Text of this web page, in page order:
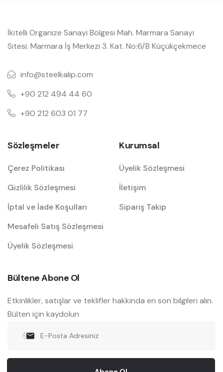
İkitelli Organize Sanayi Bölgesi Mah. Marmara Sanayi
Sitesi. Marmara İş Merkezi 3. Kat. No:6/B Küçükçekmece
info@steelkalip.com
+90 212 494 44 60
+90 212 603 01 77
Sözleşmeler
Çerez Politikası
Gizlilik Sözleşmesi
İptal ve İade Koşulları
Mesafeli Satış Sözleşmesi
Üyelik Sözleşmesi
Kurumsal
Üyelik Sözleşmesi
İletişim
Sipariş Takip
Bültene Abone Ol
Etkinlikler, satışlar ve teklifler hakkında en son bilgileri alın.
Bülten için kaydolun